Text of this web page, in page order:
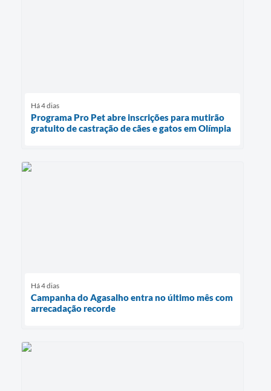
Há 4 dias
Programa Pro Pet abre inscrições para mutirão
gratuito de castração de cães e gatos em Olímpia
Há 4 dias
Campanha do Agasalho entra no último mês com
arrecadação recorde